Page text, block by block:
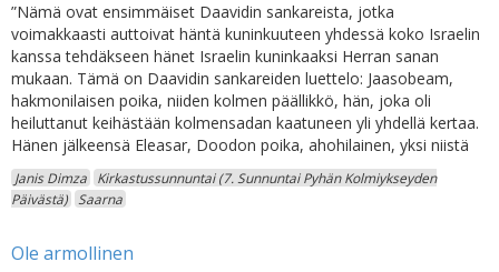
”Nämä ovat ensimmäiset Daavidin sankareista, jotka
voimakkaasti auttoivat häntä kuninkuuteen yhdessä koko Israelin
kanssa tehdäkseen hänet Israelin kuninkaaksi Herran sanan
mukaan. Tämä on Daavidin sankareiden luettelo: Jaasobeam,
hakmonilaisen poika, niiden kolmen päällikkö, hän, joka oli
heiluttanut keihästään kolmensadan kaatuneen yli yhdellä kertaa.
Hänen jälkeensä Eleasar, Doodon poika, ahohilainen, yksi niistä
Janis Dimza
Kirkastussunnuntai (7. Sunnuntai Pyhän Kolmiykseyden
Päivästä)
Saarna
Ole armollinen